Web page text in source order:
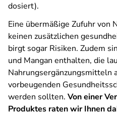
dosiert).
Eine übermäßige Zufuhr von
keinen zusätzlichen
birgt sogar Risiken. Zudem
und Mangan enthalten, die
Nahrungsergänzungsmitteln
vorbeugenden
werden sollten. Von einer
Produktes raten wir Ihnen